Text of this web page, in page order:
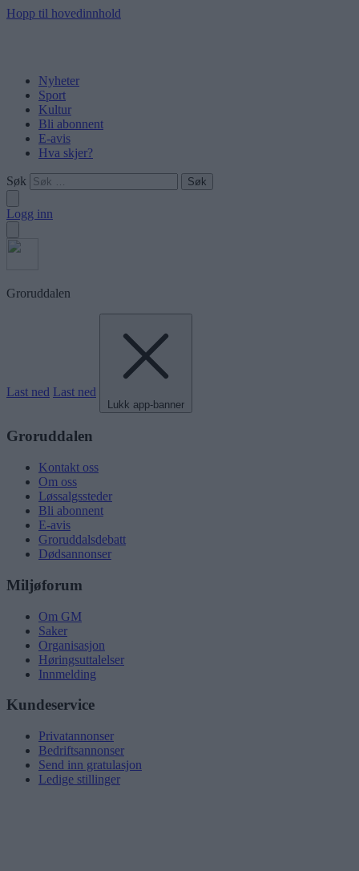
Hopp til hovedinnhold
Nyheter
Sport
Kultur
Bli abonnent
E-avis
Hva skjer?
Søk
Logg inn
Groruddalen
Last ned Last ned
Lukk app-banner
Groruddalen
Kontakt oss
Om oss
Løssalgssteder
Bli abonnent
E-avis
Groruddalsdebatt
Dødsannonser
Miljøforum
Om GM
Saker
Organisasjon
Høringsuttalelser
Innmelding
Kundeservice
Privatannonser
Bedriftsannonser
Send inn gratulasjon
Ledige stillinger